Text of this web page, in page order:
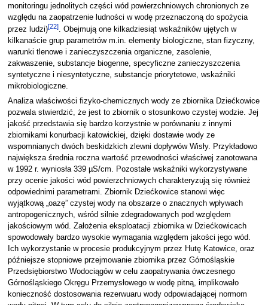
monitoringu jednolitych części wód powierzchniowych chronionych ze
względu na zaopatrzenie ludności w wodę przeznaczoną do spożycia
przez ludzi)[22]. Obejmują one kilkadziesiąt wskaźników ujętych w
kilkanaście grup parametrów m.in. elementy biologiczne, stan fizyczny,
warunki tlenowe i zanieczyszczenia organiczne, zasolenie,
zakwaszenie, substancje biogenne, specyficzne zanieczyszczenia
syntetyczne i niesyntetyczne, substancje priorytetowe, wskaźniki
mikrobiologiczne.
Analiza właściwości fizyko-chemicznych wody ze zbiornika Dziećkowice
pozwala stwierdzić, że jest to zbiornik o stosunkowo czystej wodzie. Jej
jakość przedstawia się bardzo korzystnie w porównaniu z innymi
zbiornikami konurbacji katowickiej, dzięki dostawie wody ze
wspomnianych dwóch beskidzkich zlewni dopływów Wisły. Przykładowo
największa średnia roczna wartość przewodności właściwej zanotowana
w 1992 r. wyniosła 339 µS/cm. Pozostałe wskaźniki wykorzystywane
przy ocenie jakości wód powierzchniowych charakteryzują się również
odpowiednimi parametrami. Zbiornik Dziećkowice stanowi więc
wyjątkową „oazę” czystej wody na obszarze o znacznych wpływach
antropogenicznych, wśród silnie zdegradowanych pod względem
jakościowym wód. Założenia eksploatacji zbiornika w Dziećkowicach
spowodowały bardzo wysokie wymagania względem jakości jego wód.
Ich wykorzystanie w procesie produkcyjnym przez Hutę Katowice, oraz
późniejsze stopniowe przejmowanie zbiornika przez Górnośląskie
Przedsiębiorstwo Wodociągów w celu zaopatrywania ówczesnego
Górnośląskiego Okręgu Przemysłowego w wodę pitną, implikowało
konieczność dostosowania rezerwuaru wody odpowiadającej normom